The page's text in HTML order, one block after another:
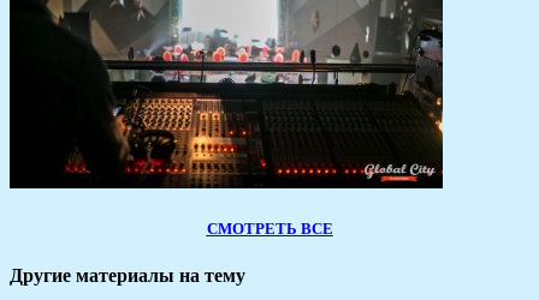
СМОТРЕТЬ ВСЕ
Другие материалы на тему